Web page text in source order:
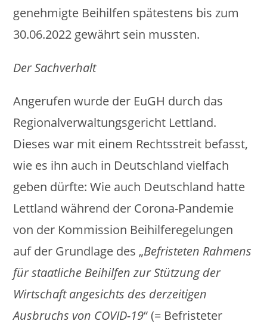
genehmigte Beihilfen spätestens bis zum
30.06.2022 gewährt sein mussten.
Der Sachverhalt
Angerufen wurde der EuGH durch das
Regionalverwaltungsgericht Lettland.
Dieses war mit einem Rechtsstreit befasst,
wie es ihn auch in Deutschland vielfach
geben dürfte: Wie auch Deutschland hatte
Lettland während der Corona-Pandemie
von der Kommission Beihilferegelungen
auf der Grundlage des „Befristeten Rahmens
für staatliche Beihilfen zur Stützung der
Wirtschaft angesichts des derzeitigen
Ausbruchs von COVID-19“ (= Befristeter